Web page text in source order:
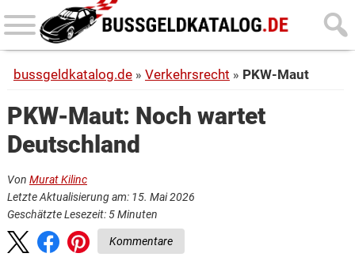
Skip
to
content
Skip
to
sidebar
bussgeldkatalog.de Verkehrsrecht PKW-Maut
PKW-Maut: Noch wartet
Deutschland
Von Murat Kilinc
Letzte Aktualisierung am: 15. Mai 2026
Geschätzte Lesezeit: 5Minuten
Kommentare